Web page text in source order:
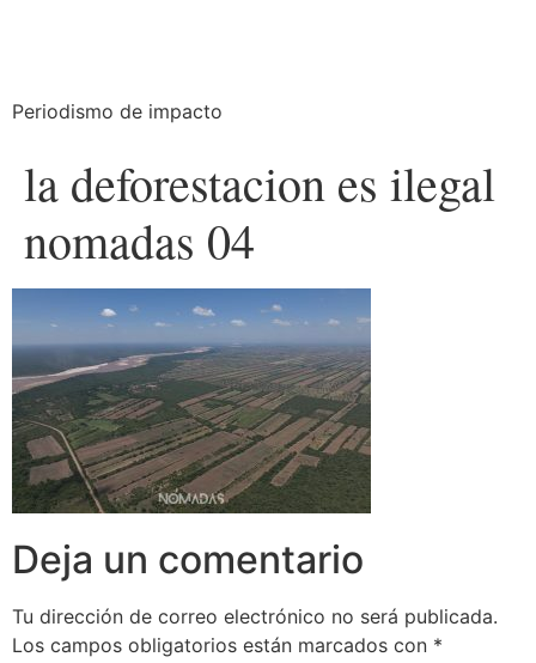
Periodismo de impacto
la deforestacion es ilegal
nomadas 04
Deja un comentario
Tu dirección de correo electrónico no será publicada.
Los campos obligatorios están marcados con *